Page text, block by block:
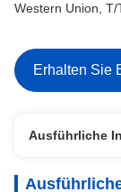
Western Union, T/
Erhalten Sie
Ausführliche